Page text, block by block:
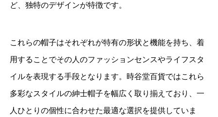
ど、独特のデザインが特徴です。
これらの帽子はそれぞれが特有の形状と機能を持ち、着
用することでその人のファッションセンスやライフスタ
イルを表現する手段となります。時谷堂百貨ではこれら
多彩なスタイルの紳士帽子を幅広く取り揃えており、一
人ひとりの個性に合わせた最適な選択を提供していま